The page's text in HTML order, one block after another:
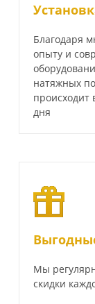
Благодаря
опыту и
натяжных
происходит
дня
Мы
скидки